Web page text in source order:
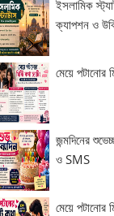
ইসলামিক
ক্যাপশন ও
মেয়ে পটানোর
জন্মদিনের
ও SMS
মেয়ে পটানোর